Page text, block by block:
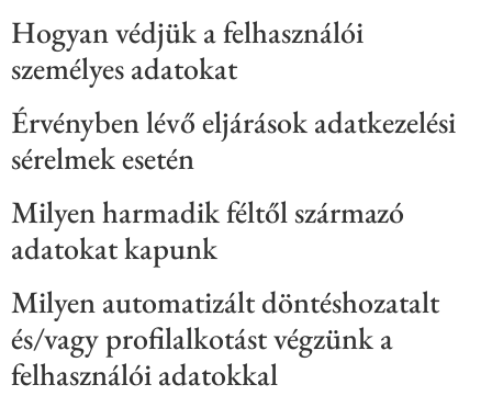
Hogyan védjük a felhasználói
személyes adatokat
Érvényben lévő eljárások adatkezelési
sérelmek esetén
Milyen harmadik féltől származó
adatokat kapunk
Milyen automatizált döntéshozatalt
és/vagy profilalkotást végzünk a
felhasználói adatokkal